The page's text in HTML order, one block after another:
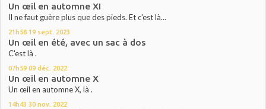
Un œil en automne XI
Il ne faut guère plus que des pieds. Et c'est là...
21h58 19 sept. 2023
Un œil en été, avec un sac à dos
C'est là .
07h59 09 déc. 2022
Un œil en automne X
Un œil en automne X, là .
14h43 30 nov. 2022